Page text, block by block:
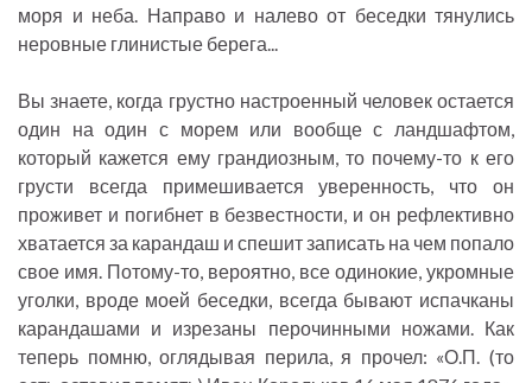
моря и неба. Направо и налево от беседки тянулись
неровные глинистые берега...
Вы знаете, когда грустно настроенный человек остается
один на один с морем или вообще с ландшафтом,
который кажется ему грандиозным, то почему-то к его
грусти всегда примешивается уверенность, что он
проживет и погибнет в безвестности, и он рефлективно
хватается за карандаш и спешит записать на чем попало
свое имя. Потому-то, вероятно, все одинокие, укромные
уголки, вроде моей беседки, всегда бывают испачканы
карандашами и изрезаны перочинными ножами. Как
теперь помню, оглядывая перила, я прочел: «О.П. (то